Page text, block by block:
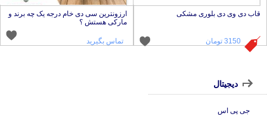
دی وی دی بلوری مشکی
3150 تومان
ارزونترین سی دی خام درجه یک چه برند و
مارکی هستش ؟
تماس بگیرید
دیجیتال
جی پی اس